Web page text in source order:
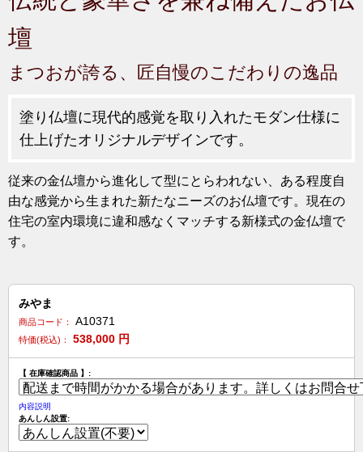
壇
まつおが誇る、匠自慢のこだわりの逸品
塗り仏壇に現代的感覚を取り入れたモダン仕様に
仕上げたオリジナルデザインです。
従来の金仏壇から進化して型にとらわれない、ある程度自
由な感覚から生まれた新たなニーズのお仏壇です。現在の
住宅の室内環境に違和感なくマッチする新様式の金仏壇で
す。
みやま
商品コード： A10371
特価(税込)： 538,000 円
【 在庫確認商品 】:
内容説明
あんしん設置: